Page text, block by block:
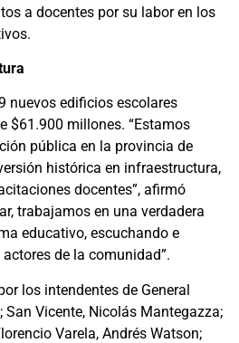
a docentes por su labor en los
nuevos edificios escolares
$61.900 millones. “Estamos
pública en la provincia de
histórica en infraestructura,
docentes”, afirmó
trabajamos en una verdadera
educativo, escuchando e
de la comunidad”.
los intendentes de General
San Vicente, Nicolás Mantegazza;
Varela, Andrés Watson;